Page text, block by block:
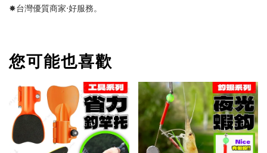
✸台灣優質商家‧好服務。
您可能也喜歡